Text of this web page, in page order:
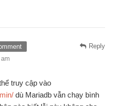
Reply
truy cập vào
dù Mariadb vẫn chạy bình